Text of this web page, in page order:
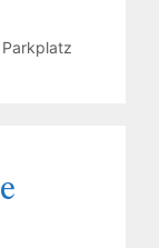
Parkplatz